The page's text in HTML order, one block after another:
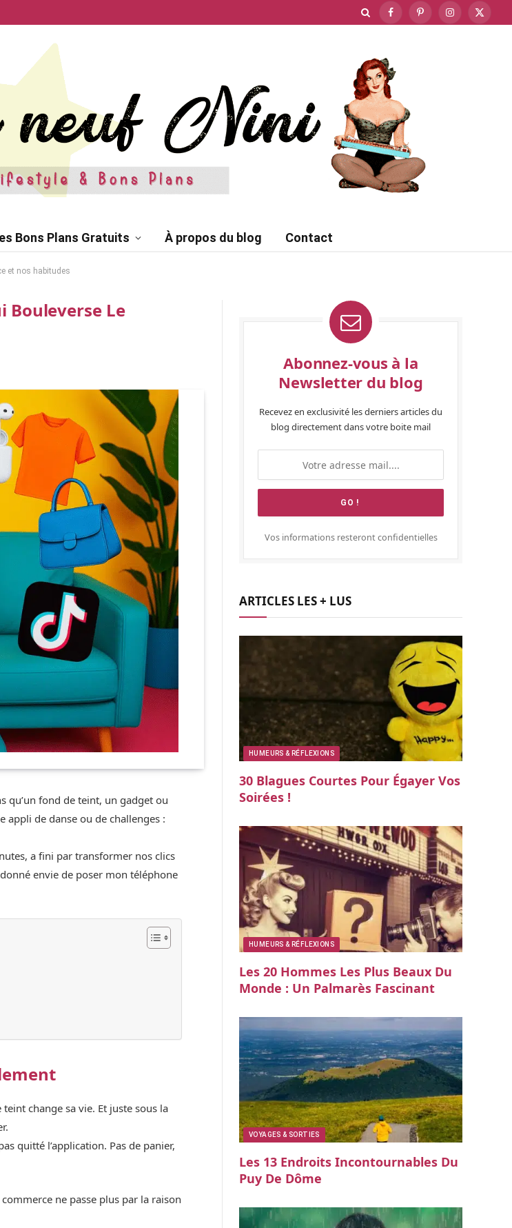
FacebookPinterestInstagram
X
Bons Plans Gratuits À propos du blog Contact
et nos habitudes
Bouleverse Le
qu’un fond de teint, un gadget ou
appli de danse ou de challenges :
a fini par transformer nos clics
envie de poser mon téléphone
change sa vie. Et juste sous la
quitté l’application. Pas de panier,
ne passe plus par la raison
Abonnez-vous à la
Newsletter du blog
Recevez en exclusivité les derniers articles du
blog directement dans votre boite mail
Vos informations resteront confidentielles
ARTICLES LES + LUS
HUMEURS & RÉFLEXIONS
30 Blagues Courtes Pour Égayer Vos
Soirées !
HUMEURS & RÉFLEXIONS
Les 20 Hommes Les Plus Beaux Du
Monde : Un Palmarès Fascinant
VOYAGES & SORTIES
Les 13 Endroits Incontournables Du
Puy De Dôme